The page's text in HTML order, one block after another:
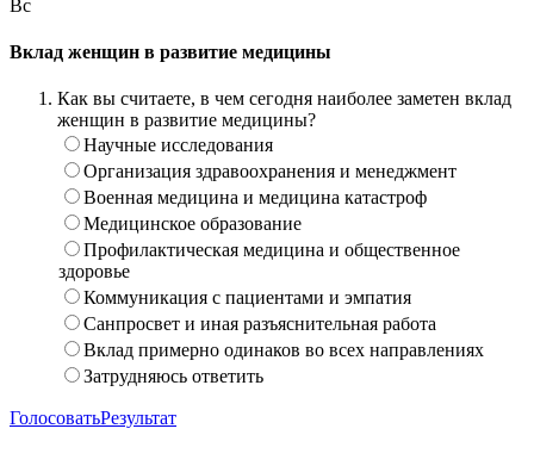
Вс
Вклад женщин в развитие медицины
Как вы считаете, в чем сегодня наиболее заметен вклад
женщин в развитие медицины?
Научные исследования
Организация здравоохранения и менеджмент
Военная медицина и медицина катастроф
Медицинское образование
Профилактическая медицина и общественное
здоровье
Коммуникация с пациентами и эмпатия
Санпросвет и иная разъяснительная работа
Вклад примерно одинаков во всех направлениях
Затрудняюсь ответить
ГолосоватьРезультат